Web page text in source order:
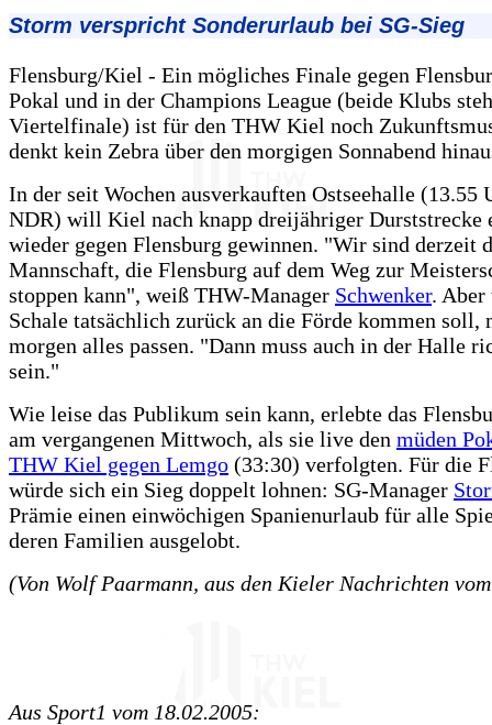
Storm verspricht Sonderurlaub bei SG-Sieg
Flensburg/Kiel - Ein mögliches Finale gegen
Pokal und in der Champions League (beide Klubs
Viertelfinale) ist für den THW Kiel noch
denkt kein Zebra über den morgigen Sonnabend
In der seit Wochen ausverkauften Ostseehalle (13.55
NDR) will Kiel nach knapp dreijähriger Durststrecke
wieder gegen Flensburg gewinnen. "Wir sind derzeit
Mannschaft, die Flensburg auf dem Weg zur
stoppen kann", weiß THW-Manager Schwenker. Aber
Schale tatsächlich zurück an die Förde kommen soll,
morgen alles passen. "Dann muss auch in der Halle
sein."
Wie leise das Publikum sein kann, erlebte das
am vergangenen Mittwoch, als sie live den müden
THW Kiel gegen Lemgo (33:30) verfolgten. Für die
würde sich ein Sieg doppelt lohnen: SG-Manager
Prämie einen einwöchigen Spanienurlaub für alle
deren Familien ausgelobt.
(Von Wolf Paarmann, aus den Kieler Nachrichten
Aus Sport1 vom 18.02.2005: